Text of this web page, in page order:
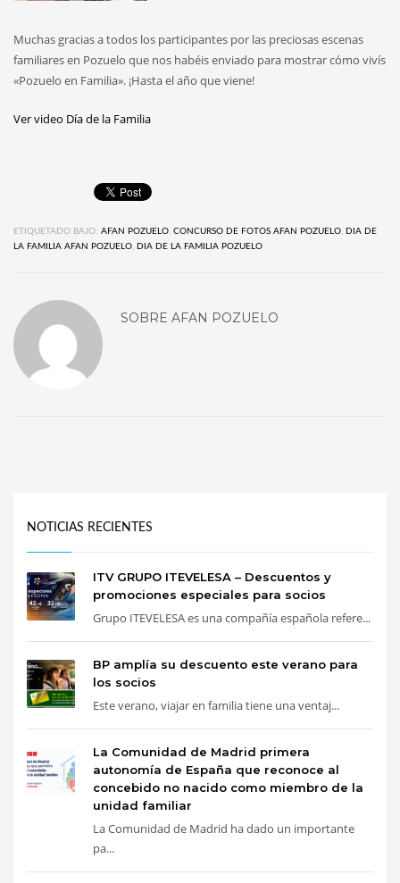
Muchas gracias a todos los participantes por las preciosas escenas
familiares en Pozuelo que nos habéis enviado para mostrar cómo vivís
«Pozuelo en Familia». ¡Hasta el año que viene!
Ver video Día de la Familia
ETIQUETADO BAJO: AFAN POZUELO CONCURSO DE FOTOS AFAN POZUELO
DIA DE
LA FAMILIA AFAN POZUELO
DIA DE LA FAMILIA POZUELO
SOBRE AFAN POZUELO
NOTICIAS RECIENTES
ITV GRUPO ITEVELESA – Descuentos y
promociones especiales para socios
Grupo ITEVELESA es una compañía española refere...
BP amplía su descuento este verano para
los socios
Este verano, viajar en familia tiene una ventaj...
La Comunidad de Madrid primera
autonomía de España que reconoce al
concebido no nacido como miembro de la
unidad familiar
La Comunidad de Madrid ha dado un importante
pa...